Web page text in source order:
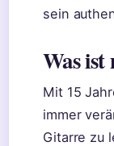
sein
Was
Mit 15
immer
Gitarre zu